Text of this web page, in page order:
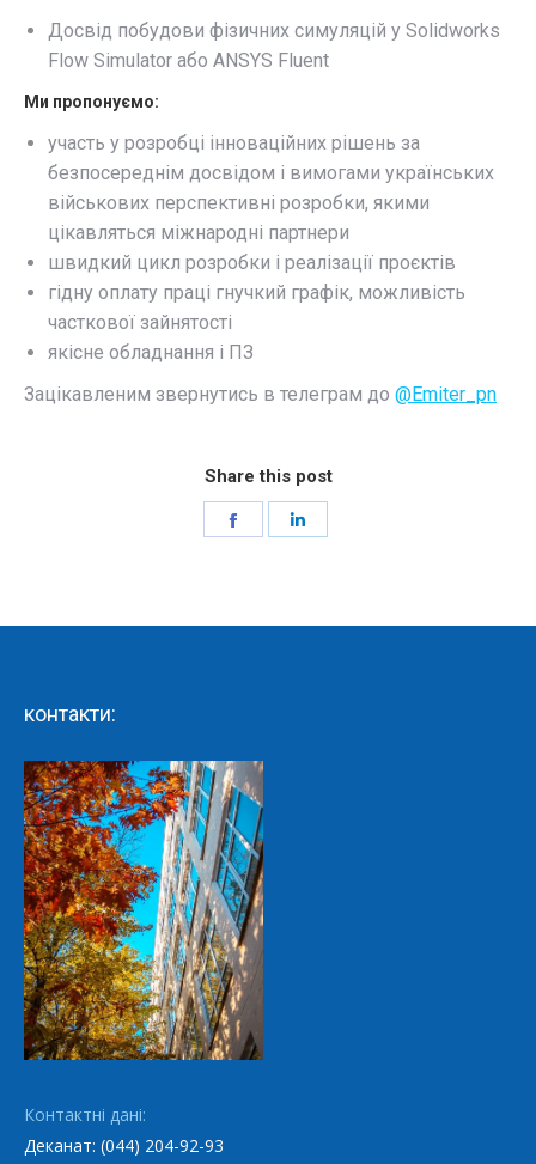
Досвід побудови фізичних симуляцій у Solidworks
Flow Simulator або ANSYS Fluent
Ми пропонуємо:
участь у розробці інноваційних рішень за
безпосереднім досвідом і вимогами українських
військових перспективні розробки, якими
цікавляться міжнародні партнери
швидкий цикл розробки і реалізації проєктів
гідну оплату праці гнучкий графік, можливість
часткової зайнятості
якісне обладнання і ПЗ
Зацікавленим звернутись в телеграм до @Emiter_pn
Share this post
контакти:
Контактні дані:
Деканат: (044) 204-92-93